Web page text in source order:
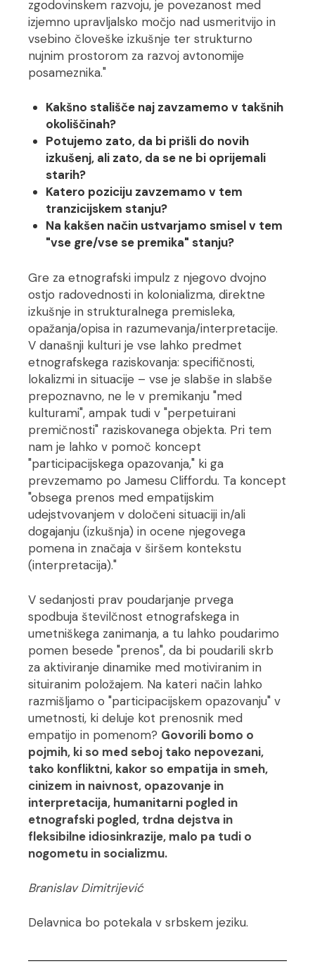
zgodovinskem razvoju, je povezanost med
izjemno upravljalsko močjo nad usmeritvijo in
vsebino človeške izkušnje ter strukturno
nujnim prostorom za razvoj avtonomije
posameznika."
Kakšno stališče naj zavzamemo v takšnih
okoliščinah?
Potujemo zato, da bi prišli do novih
izkušenj, ali zato, da se ne bi oprijemali
starih?
Katero poziciju zavzemamo v tem
tranzicijskem stanju?
Na kakšen način ustvarjamo smisel v tem
"vse gre/vse se premika" stanju?
Gre za etnografski impulz z njegovo dvojno
ostjo radovednosti in kolonializma, direktne
izkušnje in strukturalnega premisleka,
opažanja/opisa in razumevanja/interpretacije.
V današnji kulturi je vse lahko predmet
etnografskega raziskovanja: specifičnosti,
lokalizmi in situacije – vse je slabše in slabše
prepoznavno, ne le v premikanju "med
kulturami", ampak tudi v "perpetuirani
premičnosti" raziskovanega objekta. Pri tem
nam je lahko v pomoč koncept
"participacijskega opazovanja," ki ga
prevzemamo po Jamesu Cliffordu. Ta koncept
"obsega prenos med empatijskim
udejstvovanjem v določeni situaciji in/ali
dogajanju (izkušnja) in ocene njegovega
pomena in značaja v širšem kontekstu
(interpretacija)."
V sedanjosti prav poudarjanje prvega
spodbuja številčnost etnografskega in
umetniškega zanimanja, a tu lahko poudarimo
pomen besede "prenos", da bi poudarili skrb
za aktiviranje dinamike med motiviranim in
situiranim položajem. Na kateri način lahko
razmišljamo o "participacijskem opazovanju" v
umetnosti, ki deluje kot prenosnik med
empatijo in pomenom? Govorili bomo o
pojmih, ki so med seboj tako nepovezani,
tako konfliktni, kakor so empatija in smeh,
cinizem in naivnost, opazovanje in
interpretacija, humanitarni pogled in
etnografski pogled, trdna dejstva in
fleksibilne idiosinkrazije, malo pa tudi o
nogometu in socializmu.
Branislav Dimitrijević
Delavnica bo potekala v srbskem jeziku.